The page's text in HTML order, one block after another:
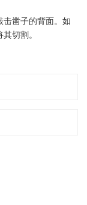
击凿子的背面。如
切割。